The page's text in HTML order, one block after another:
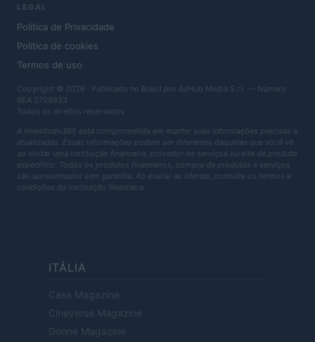
LEGAL
Política de Privacidade
Política de cookies
Termos de uso
Copyright © 2026 · Publicado no Brasil por AdHub Media S.r.l. — Número
REA 2729933
Todos os direitos reservados
A Investindo365 está comprometida em manter suas informações precisas e
atualizadas. Essas informações podem ser diferentes daquelas que você vê
ao visitar uma instituição financeira, provedor de serviços ou site de produto
específico. Todos os produtos financeiros, compra de produtos e serviços
são apresentados sem garantia. Ao avaliar as ofertas, consulte os termos e
condições da instituição financeira.
ITÁLIA
Casa Magazine
Cineverse Magazine
Donne Magazine